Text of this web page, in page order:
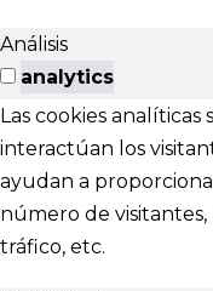
Análisis
analytics
Las cookies
interactúan los
ayudan a
número de
tráfico, etc.